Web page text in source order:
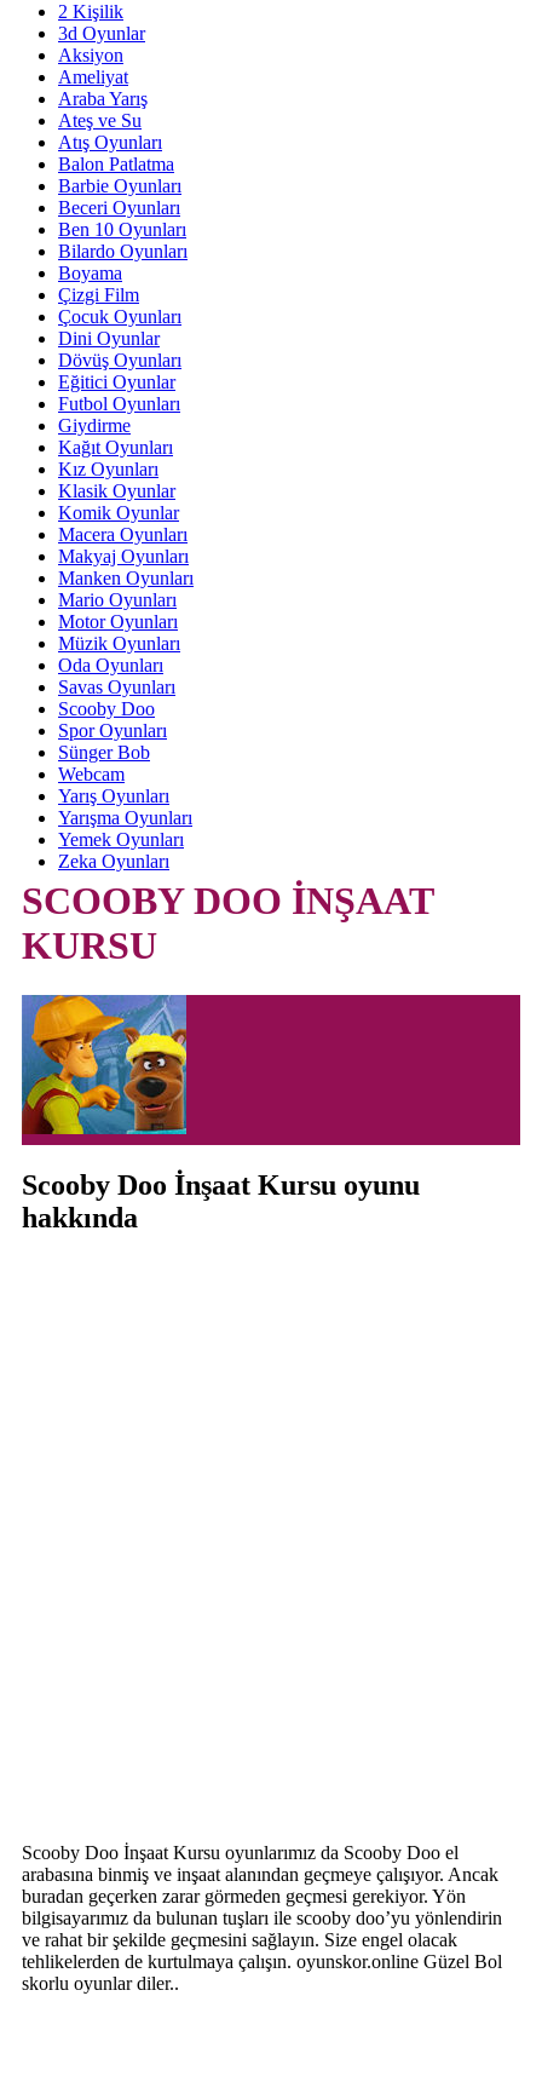
2 Kişilik
3d Oyunlar
Aksiyon
Ameliyat
Araba Yarış
Ateş ve Su
Atış Oyunları
Balon Patlatma
Barbie Oyunları
Beceri Oyunları
Ben 10 Oyunları
Bilardo Oyunları
Boyama
Çizgi Film
Çocuk Oyunları
Dini Oyunlar
Dövüş Oyunları
Eğitici Oyunlar
Futbol Oyunları
Giydirme
Kağıt Oyunları
Kız Oyunları
Klasik Oyunlar
Komik Oyunlar
Macera Oyunları
Makyaj Oyunları
Manken Oyunları
Mario Oyunları
Motor Oyunları
Müzik Oyunları
Oda Oyunları
Savas Oyunları
Scooby Doo
Spor Oyunları
Sünger Bob
Webcam
Yarış Oyunları
Yarışma Oyunları
Yemek Oyunları
Zeka Oyunları
SCOOBY DOO İNŞAAT
KURSU
Scooby Doo İnşaat Kursu oyunu
hakkında
Scooby Doo İnşaat Kursu oyunlarımız da Scooby Doo el
arabasına binmiş ve inşaat alanından geçmeye çalışıyor. Ancak
buradan geçerken zarar görmeden geçmesi gerekiyor. Yön
bilgisayarımız da bulunan tuşları ile scooby doo’yu yönlendirin
ve rahat bir şekilde geçmesini sağlayın. Size engel olacak
tehlikelerden de kurtulmaya çalışın. oyunskor.online Güzel Bol
skorlu oyunlar diler..